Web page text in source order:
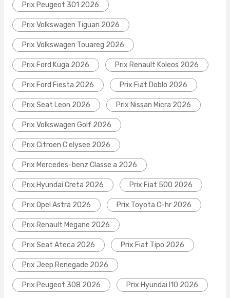
Prix Peugeot 301 2026
Prix Volkswagen Tiguan 2026
Prix Volkswagen Touareg 2026
Prix Ford Kuga 2026 Prix Renault Koleos 2026
Prix Ford Fiesta 2026 Prix Fiat Doblo 2026
Prix Seat Leon 2026 Prix Nissan Micra 2026
Prix Volkswagen Golf 2026
Prix Citroen C elysee 2026
Prix Mercedes-benz Classe a 2026
Prix Hyundai Creta 2026 Prix Fiat 500 2026
Prix Opel Astra 2026 Prix Toyota C-hr 2026
Prix Renault Megane 2026
Prix Seat Ateca 2026 Prix Fiat Tipo 2026
Prix Jeep Renegade 2026
Prix Peugeot 308 2026 Prix Hyundai I10 2026